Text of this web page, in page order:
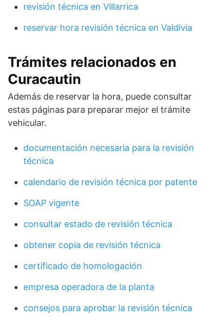
revisión técnica en Villarrica
reservar hora revisión técnica en Valdivia
Trámites relacionados en
Curacautin
Además de reservar la hora, puede consultar
estas páginas para preparar mejor el trámite
vehicular.
documentación necesaria para la revisión
técnica
calendario de revisión técnica por patente
SOAP vigente
consultar estado de revisión técnica
obtener copia de revisión técnica
certificado de homologación
empresa operadora de la planta
consejos para aprobar la revisión técnica